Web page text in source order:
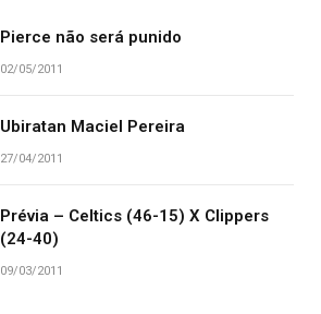
Pierce não será punido
02/05/2011
Ubiratan Maciel Pereira
27/04/2011
Prévia – Celtics (46-15) X Clippers
(24-40)
09/03/2011